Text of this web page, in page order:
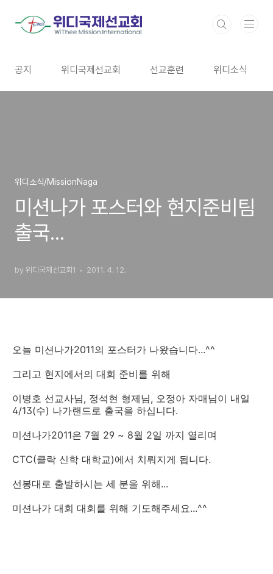
공지 위디국제선교회 선교훈련 위디소식
위디소식/MissionNaga
미션나가 포스터와 현지준비팀
출국...
by 위디국제선교회1 2011. 4. 12.
오늘 미션나가2011의 포스터가 나왔습니다...^^
그리고 현지에서의 대회 준비를 위해
이병호 선교사님, 정석현 형제님, 오정아 자매님이 내일
4/13(수) 나가랜드로 출국을 하십니다.
미션나가2011은 7월 29 ~ 8월 2일 까지 열리며
CTC(클락 신학 대학교)에서 치뤄지게 됩니다.
선봉대로 출발하시는 세 분을 위해...
미션나가 대회 대회를 위해 기도해주세요...^^